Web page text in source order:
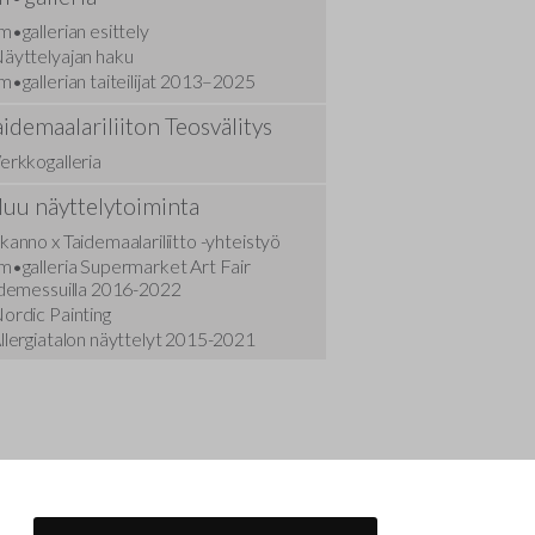
Tekijänoikeusasiat
Kilpailuasiat
Taiteilijoiden kuntoutus
Jäsenhakulautakunnan säännöt
Turvallisemman tilan ohjeistus
esittely
haku
taiteilijat 2013–2025
Teosvälitys
näyttelytoiminta
x Taidemaalariliitto -yhteistyö
Supermarket Art Fair
2016-2022
Painting
näyttelyt 2015-2021